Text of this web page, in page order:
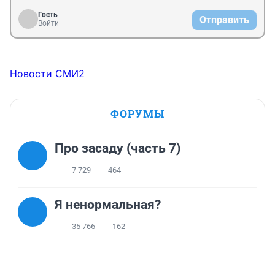
Гость
Войти
Отправить
Новости СМИ2
ФОРУМЫ
Про засаду (часть 7)
7 729 464
Я ненормальная?
35 766 162